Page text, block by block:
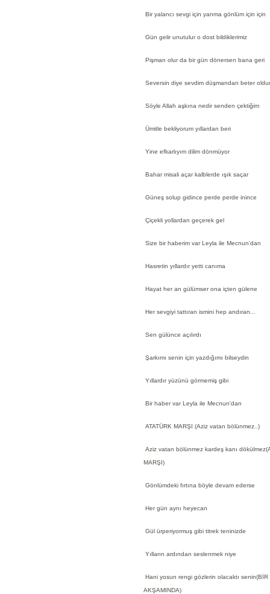
Bir yalancı sevgi için yanma gönlüm için için
Gün gelir unutulur o dost bildiklerimiz
Pişman olur da bir gün dönersen bana geri
Seversin diye sevdim düşmandan beter
Söyle Allah aşkına nedir senden çektiğim
Ümitle bekliyorum yıllardan beri
Yine efkarlıyım dilim dönmüyor
Bahar misali açar kalblerde ışık saçar
Güneş solup gidince perde perde inince
Çiçekli yollardan geçerek gel
Size bir haberim var Leyla ile Mecnun'dan
Hasretin yıllardır yetti canıma
Hayat her an gülümser ona içten gülene
Her sevgiyi tattıran ismini hep andıran...
Sen gülünce açılırdı
Şarkımı senin için yazdığımı bilseydin
Yıllardır yüzünü görmemiş gibi
Bir haber var Leyla ile Mecnun'dan
ATATÜRK MARŞI (Aziz vatan bölünmez..)
Aziz vatan bölünmez kardeş kanı
MARŞI)
Gönlümdeki fırtına böyle devam ederse
Her gün aynı heyecan
Gül ürperiyormuş gibi titrek teninizde
Yılların ardından seslenmek niye
Hani yosun rengi gözlerin olacaktı senin(BİR
AKŞAMINDA)